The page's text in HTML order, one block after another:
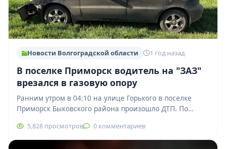
Новости Волгоградской области 1 год назад
В поселке Приморск водитель на "ЗАЗ"
врезался в газовую опору
Ранним утром в 04:10 на улице Горького в поселке
Приморск Быковского района произошло ДТП. По
"ЗАЗ"…5,828 просмотров 0 комментариев